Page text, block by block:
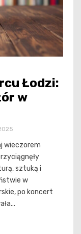
Łodzi:
w
wieczorem
sztuką i
w
po koncert